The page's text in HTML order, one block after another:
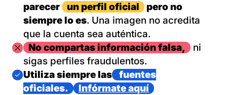
parecer
un perfil oficial
pero no
siempre lo es. Una imagen no acredita
que la cuenta sea auténtica.
ImagenNo compartas información falsa,
ni
sigas perfiles fraudulentos.
Imagen
Utiliza siempre las
fuentes
oficiales.
Infórmate aquí